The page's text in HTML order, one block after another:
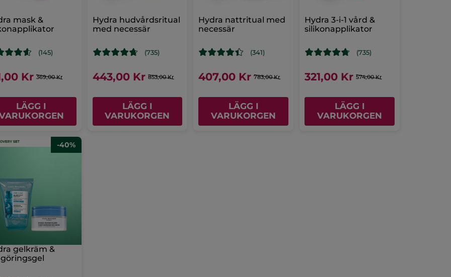
mask &
(145)
Kr 369,00 Kr
LÄGG I
Hydra hudvårdsritual
med necessär
(735)
443,00 Kr 853,00 Kr
LÄGG I
VARUKORGEN
Hydra nattritual med
necessär
(341)
407,00 Kr 783,00 Kr
LÄGG I
VARUKORGEN
Hydra 3-i-1 vård &
silikonapplikator
(735)
321,00 Kr 574,00 Kr
LÄGG I
VARUKORGEN
-40%
gelkräm &